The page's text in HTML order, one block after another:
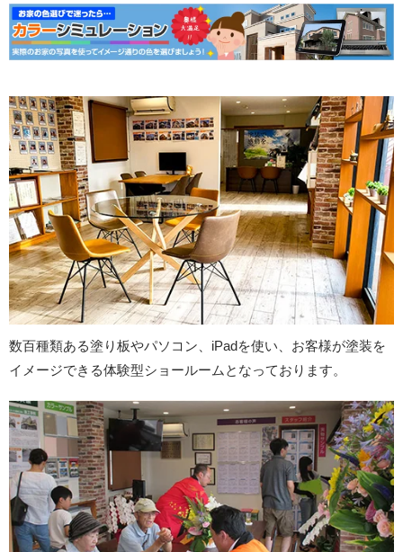
数百種類ある塗り板やパソコン、iPadを使い、お客様が塗装を
イメージできる体験型ショールームとなっております。